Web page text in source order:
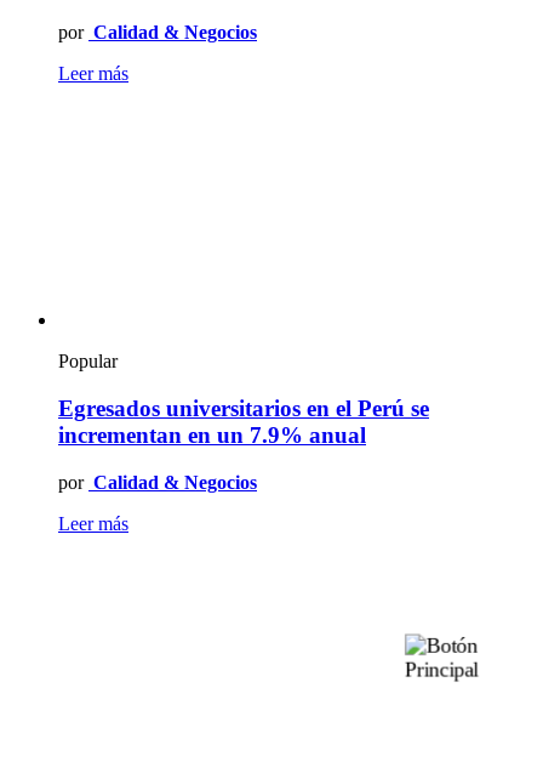
por Calidad & Negocios
Leer más
Popular
Egresados universitarios en el Perú se
incrementan en un 7.9% anual
por Calidad & Negocios
Leer más